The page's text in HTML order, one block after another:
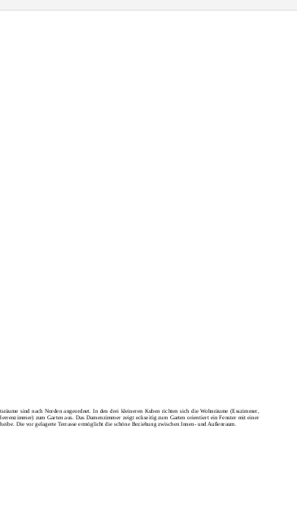
sind nach Norden angeordnet. In den drei kleineren Kuben richten sich die Wohnräume (Esszimmer,
zum Garten aus. Das Damenzimmer zeigt eckseitig zum Garten orientiert ein Fenster mit einer
Die vor gelagerteTerrasse ermöglicht die schöne Beziehung zwischen Innen- und Außenraum.